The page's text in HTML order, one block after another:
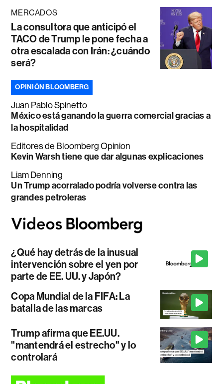
MERCADOS
La consultora que anticipó el
TACO de Trump le pone fecha a
otra escalada con Irán: ¿cuándo
será?
OPINIÓN BLOOMBERG
Juan Pablo Spinetto
México está ganando la guerra comercial gracias a
la hospitalidad
Editores de Bloomberg Opinion
Kevin Warsh tiene que dar algunas explicaciones
Liam Denning
Un Trump acorralado podría volverse contra las
grandes petroleras
¿Qué hay detrás de la inusual
intervención sobre el yen por
parte de EE. UU. y Japón?
Copa Mundial de la FIFA: La
batalla de las marcas
Trump afirma que EE.UU.
"mantendrá el estrecho" y lo
controlará